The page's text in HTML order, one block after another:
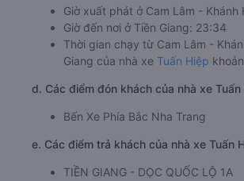
Giờ xuất phát ở Cam Lâm - Khánh
Giờ đến nơi ở Tiền Giang: 23:34
Thời gian chạy từ Cam Lâm -
Giang của nhà xe Tuấn Hiệp
d. Các điểm đón khách của nhà xe Tuấn
Bến Xe Phía Bắc Nha Trang
e. Các điểm trả khách của nhà xe Tuấn
TIỀN GIANG - DỌC QUỐC LỘ 1A